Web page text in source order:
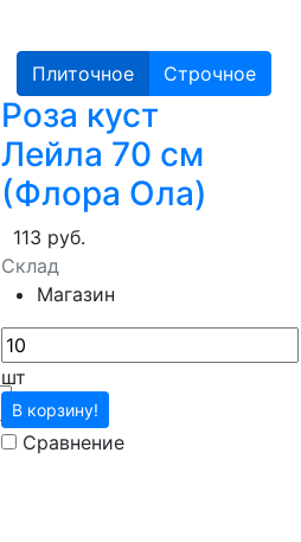
Плиточное Строчное
Роза куст
Лейла 70 см
(Флора Ола)
113 руб.
Склад
Магазин
шт
В корзину!
Сравнение